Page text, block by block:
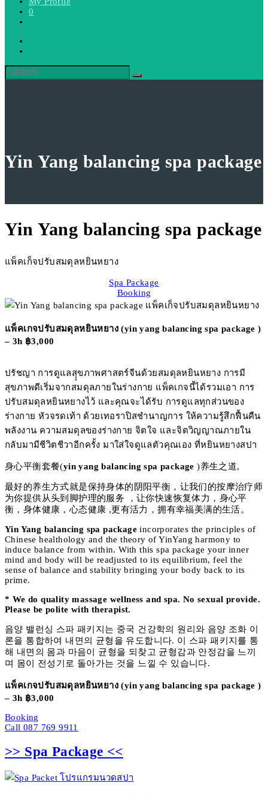
0
Yin Yang balancing spa package
Yin Yang balancing spa package
แพ็คเก็จปรับสมดุลหยินหยาง
Spa Package
Booking
แพ็คเกจปรับสมดุลหยินหยาง (yin yang balancing spa package )
– 3h ฿3,000
ปรัชญา การดูแลสุุขภาพศาสตร์จีนด้วยสมดุลหยินหยาง การมี
สุขภาพดีเริ่มจากสมดุลภายในร่างกาย แพ็คเกจนี้ได้รวมเอา การ
ปรับสมดุลหยินหยางไว้ และคุณจะได้รับ การดูแลทุกส่วนของ
ร่างกาย หัวจรดเท้า ด้วยเทอราปิสชำนาญการ ให้ความรู้สึกฟื้นคืน
พลังงาน ความสมดุลของร่างกาย จิตใจ และจิตวิญญาณภายใน
กลับมามีชีวิตชีวาอีกครั้ง มาใส่ใจดูแลตัวคุณเอง ที่หยินหยางสปา
身心平衡套餐(yin yang balancing spa package )养生之道,
最好的养生方式就是保持身体的阴阳平衡，让我们的按摩治疗师
为你提供从头到脚护理的服务 ，让你快速恢复体力，身心平
衡，身体健康，心态健康 ,更有活力，拥有幸福美满的生活。
Yin Yang balancing spa package incorporates the principles of
Chinese healthology and the theory of YinYang harmony to
induce balance from within. With this spa package your inner
mind and body will be readjusted to its equilibrium, feel the
sense of balance and stability bringing your body back to its
prime.
* We do quality massage wellness and spa. No sexual provide.
Please be polite with therapist.
음양 밸런싱 스파 패키지는 중국 건강학의 원리와 음양 조화 이
론을 통합하여 내면의 균형을 유도합니다. 이 스파 패키지를 통
해 내면의 몸과 마음이 균형을 되찾고 균형감과 안정감을 느끼
며 몸이 전성기로 돌아가는 것을 느낄 수 있습니다.
แพ็คเกจปรับสมดุลหยินหยาง (yin yang balancing spa package )
– 3h ฿3,000
Booking
Call 087 769 9911
>> Spa Package <<